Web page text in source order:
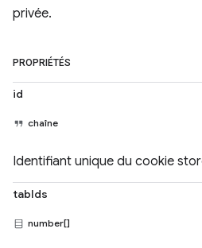
privée.
PROPRIÉTÉS
id
chaîne
Identifiant unique du cookie
tabIds
number[]